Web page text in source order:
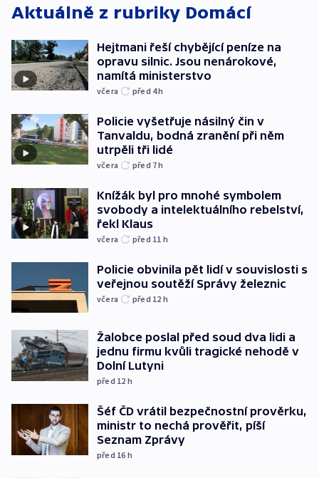
Aktuálně z rubriky Domácí
Hejtmani řeší chybějící peníze na
opravu silnic. Jsou nenárokové,
namítá ministerstvo
včera před 4h
Policie vyšetřuje násilný čin v
Tanvaldu, bodná zranění při něm
utrpěli tři lidé
včera před 7h
Knížák byl pro mnohé symbolem
svobody a intelektuálního rebelství,
řekl Klaus
včera před 11 h
Policie obvinila pět lidí v souvislosti s
veřejnou soutěží Správy železnic
včera před 12 h
Žalobce poslal před soud dva lidi a
jednu firmu kvůli tragické nehodě v
Dolní Lutyni
před 12 h
Šéf ČD vrátil bezpečnostní prověrku,
ministr to nechá prověřit, píší
Seznam Zprávy
před 16 h